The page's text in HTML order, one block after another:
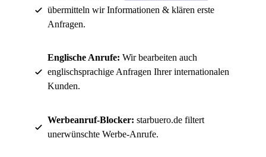
übermitteln wir Informationen & klären erste
Anfragen.
Englische Anrufe: Wir bearbeiten auch
englischsprachige Anfragen Ihrer internationalen
Kunden.
Werbeanruf-Blocker: starbuero.de filtert
unerwünschte Werbe-Anrufe.